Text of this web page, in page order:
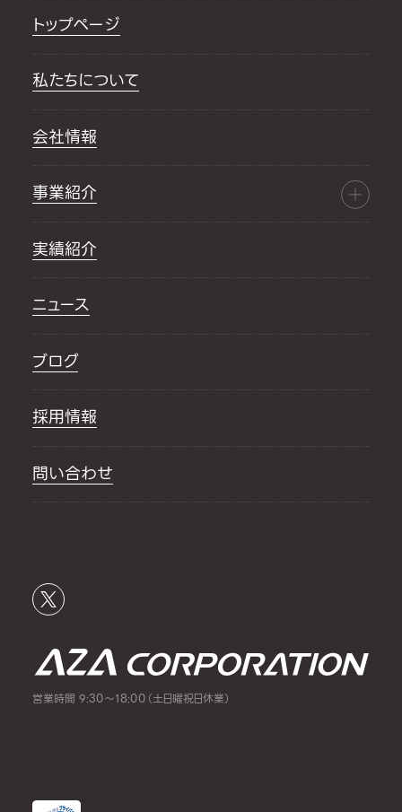
トップページ
私たちについて
会社情報
事業紹介
実績紹介
ニュース
ブログ
採用情報
問い合わせ
営業時間 9:30～18:00（土日曜祝日休業）